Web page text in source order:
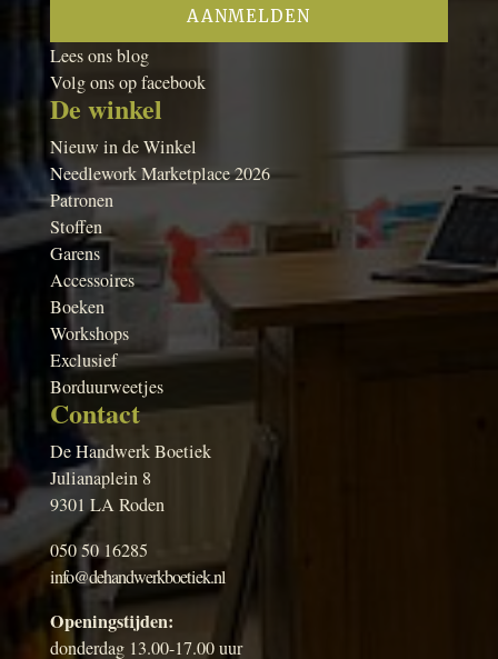
Lees ons blog
Volg ons op facebook
De winkel
Nieuw in de Winkel
Needlework Marketplace 2026
Patronen
Stoffen
Garens
Accessoires
Boeken
Workshops
Exclusief
Borduurweetjes
Contact
De Handwerk Boetiek
Julianaplein 8
9301 LA Roden
050 50 16285
info@dehandwerkboetiek.nl
Openingstijden:
donderdag 13.00-17.00 uur